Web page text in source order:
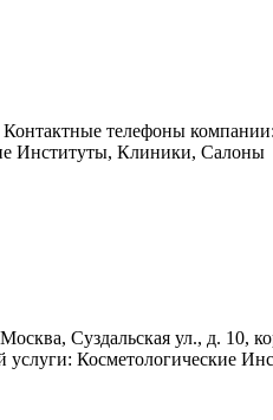
телефоны
Институты, Клиники, Салоны
Суздальская ул., д. 10,
услуги: Косметологические